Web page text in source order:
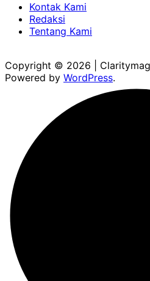
Kontak Kami
Redaksi
Tentang Kami
Copyright © 2026 |
Powered by WordPress.